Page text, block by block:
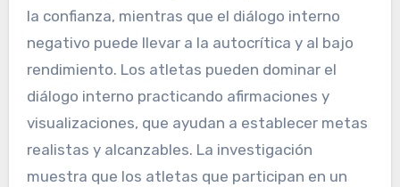
la confianza, mientras que el diálogo interno
negativo puede llevar a la autocrítica y al bajo
rendimiento. Los atletas pueden dominar el
diálogo interno practicando afirmaciones y
visualizaciones, que ayudan a establecer metas
realistas y alcanzables. La investigación
muestra que los atletas que participan en un